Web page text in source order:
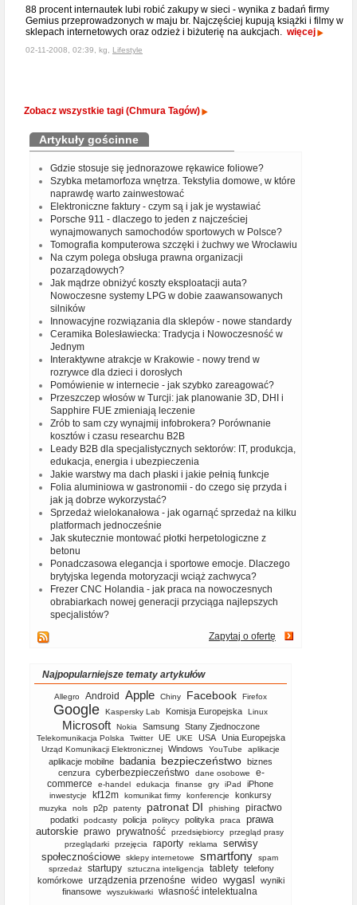
88 procent internautek lubi robić zakupy w sieci - wynika z badań firmy
Gemius przeprowadzonych w maju br. Najczęściej kupują książki i filmy w
sklepach internetowych oraz odzież i biżuterię na aukcjach. więcej
02-11-2008, 02:39, kg, Lifestyle
Zobacz wszystkie tagi (Chmura Tagów)
Artykuły gościnne
Gdzie stosuje się jednorazowe rękawice foliowe?
Szybka metamorfoza wnętrza. Tekstylia domowe, w które
naprawdę warto zainwestować
Elektroniczne faktury - czym są i jak je wystawiać
Porsche 911 - dlaczego to jeden z najcześciej
wynajmowanych samochodów sportowych w Polsce?
Tomografia komputerowa szczęki i żuchwy we Wrocławiu
Na czym polega obsługa prawna organizacji
pozarządowych?
Jak mądrze obniżyć koszty eksploatacji auta?
Nowoczesne systemy LPG w dobie zaawansowanych
silników
Innowacyjne rozwiązania dla sklepów - nowe standardy
Ceramika Bolesławiecka: Tradycja i Nowoczesność w
Jednym
Interaktywne atrakcje w Krakowie - nowy trend w
rozrywce dla dzieci i dorosłych
Pomówienie w internecie - jak szybko zareagować?
Przeszczep włosów w Turcji: jak planowanie 3D, DHI i
Sapphire FUE zmieniają leczenie
Zrób to sam czy wynajmij infobrokera? Porównanie
kosztów i czasu researchu B2B
Leady B2B dla specjalistycznych sektorów: IT, produkcja,
edukacja, energia i ubezpieczenia
Jakie warstwy ma dach płaski i jakie pełnią funkcje
Folia aluminiowa w gastronomii - do czego się przyda i
jak ją dobrze wykorzystać?
Sprzedaż wielokanałowa - jak ogarnąć sprzedaż na kilku
platformach jednocześnie
Jak skutecznie montować płotki herpetologiczne z
betonu
Ponadczasowa elegancja i sportowe emocje. Dlaczego
brytyjska legenda motoryzacji wciąż zachwyca?
Frezer CNC Holandia - jak praca na nowoczesnych
obrabiarkach nowej generacji przyciąga najlepszych
specjalistów?
Zapytaj o ofertę
Najpopularniejsze tematy artykułów
Allegro Android Apple Chiny Facebook Firefox
Google Kaspersky Lab Komisja Europejska Linux
Microsoft Nokia Samsung Stany Zjednoczone
Telekomunikacja Polska Twitter UE UKE USA Unia Europejska
Urząd Komunikacji Elektronicznej Windows YouTube aplikacje
aplikacje mobilne badania bezpieczeństwo biznes
cenzura cyberbezpieczeństwo dane osobowe
e-
commerce
e-handel edukacja finanse gry iPad iPhone
inwestycje kf12m komunikat firmy konferencje konkursy
muzyka nols p2p patenty patronat DI phishing piractwo
podatki podcasty policja politycy polityka praca
prawa
autorskie prawo prywatność przedsiębiorcy
przegląd prasy
przeglądarki
przejęcia raporty reklama
serwisy
społecznościowe
sklepy internetowe smartfony
spam
sprzedaż
startupy sztuczna inteligencja tablety telefony
komórkowe
urządzenia przenośne wideo wygasl
wyniki
finansowe
wyszukiwarki własność intelektualna